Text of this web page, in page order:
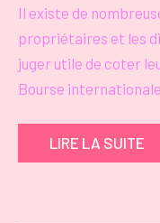
Il existe de
propriétaires et les
juger utile de coter
Bourse
LIRE LA SUITE